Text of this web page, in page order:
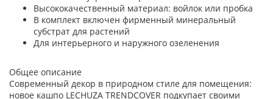
Высококачественный материал: войлок или пробка
В комплект включен фирменный минеральный
субстрат для растений
Для интерьерного и наружного озеленения
Общее описание
Современный декор в природном стиле для помещения:
новое кашпо LECHUZA TRENDCOVER подкупает своими